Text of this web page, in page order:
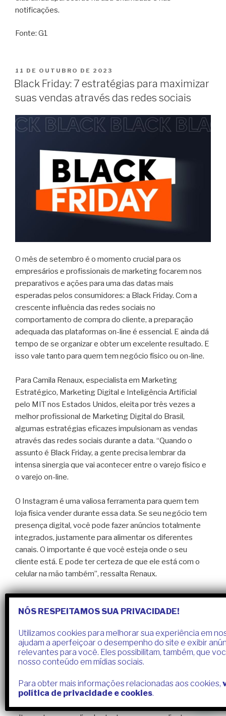
notificações.
Fonte: G1
11 DE OUTUBRO DE 2023
Black Friday: 7 estratégias para maximizar
suas vendas através das redes sociais
O mês de setembro é o momento crucial para os
empresários e profissionais de marketing focarem nos
preparativos e ações para uma das datas mais
esperadas pelos consumidores: a Black Friday. Com a
crescente influência das redes sociais no
comportamento de compra do cliente, a preparação
adequada das plataformas on-line é essencial. E ainda dá
tempo de se organizar e obter um excelente resultado. E
isso vale tanto para quem tem negócio físico ou on-line.
Para Camila Renaux, especialista em Marketing
Estratégico, Marketing Digital e Inteligência Artificial
pelo MIT nos Estados Unidos, eleita por três vezes a
melhor profissional de Marketing Digital do Brasil,
algumas estratégias eficazes impulsionam as vendas
através das redes sociais durante a data. “Quando o
assunto é Black Friday, a gente precisa lembrar da
intensa sinergia que vai acontecer entre o varejo físico e
o varejo on-line.
O Instagram é uma valiosa ferramenta para quem tem
loja física vender durante essa data. Se seu negócio tem
presença digital, você pode fazer anúncios totalmente
integrados, justamente para alimentar os diferentes
canais. O importante é que você esteja onde o seu
cliente está. E pode ter certeza de que ele está com o
celular na mão também”, ressalta Renaux.
Entenda o que seu cliente quer
promoção bem-sucedida na Black Friday. Conheça seu
público e alinhe isso com o que você busca para a data.
Iniciar esse processo analisando o histórico de compras
permite a identificação dos padrões de consumo e a
segmentação dos leads mais promissores,
proporcionando a oportunidade de criar ofertas
NÓS RESPEITAMOS SUA PRIVACIDADE!
Utilizamos cookies para melhorar sua experiência em
ajudam a aperfeiçoar o desempenho do site e exibir
relevantes para você. Eles possibilitam, também, que
nosso conteúdo em mídias sociais.
Para obter mais informações relacionadas aos cookies,
política de privacidade e cookies.